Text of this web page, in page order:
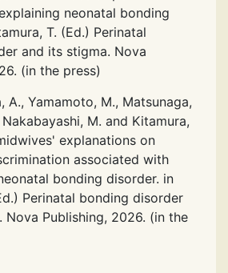
neonatal bonding
T. (Ed.) Perinatal
and its stigma. Nova
(in the press)
A., Yamamoto, M., Matsunaga,
M. and Kitamura,
explanations on
associated with
bonding disorder. in
Perinatal bonding disorder
Nova Publishing, 2026. (in the